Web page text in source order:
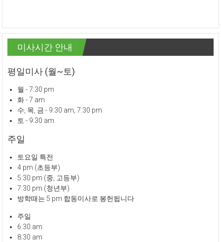
미사시간 안내
평일미사 (월~토)
월 - 7:30 pm
화 - 7 am
수, 목, 금 - 9:30 am, 7:30 pm
토 - 9:30 am
주일
토요일 특전
4 pm (초등부)
5:30 pm (중, 고등부)
7:30 pm (청년부)
방학때는 5 pm 합동미사로 봉헌됩니다
주일
6:30 am
8:30 am